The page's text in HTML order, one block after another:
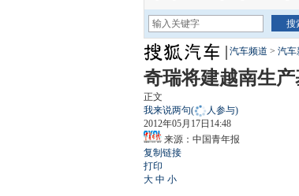
汽车频道 > 汽车
奇瑞将建越南生
正文
我来说两句(
人参与)
2012年05月17日14:48
来源：中国青年报
复制链接
打印
大 中 小